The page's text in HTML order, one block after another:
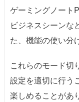
ゲーミングノート
ビジネスシーンな
た、機能の使い分
これらのモード切
設定を適切に行う
楽しめることがあ